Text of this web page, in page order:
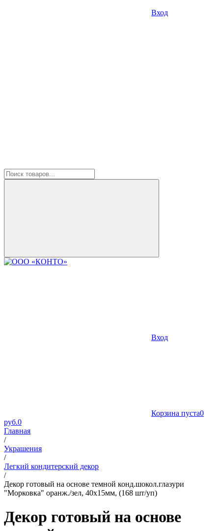
Вход
Вход
Корзина пуста0
руб.0
Главная
/
Украшения
/
Легкий кондитерский декор
/
Декор готовый на основе темной конд.шокол.глазури
"Морковка" оранж./зел, 40х15мм, (168 шт/уп)
Декор готовый на основе